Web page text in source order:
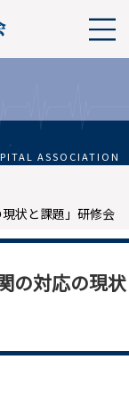
状と課題」研修会
の対応の現状